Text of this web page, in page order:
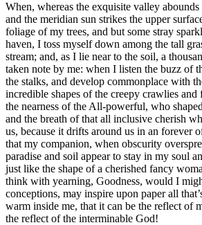
When, whereas the exquisite valley
and the meridian sun strikes the upper
foliage of my trees, and but some stray
haven, I toss myself down among the tall
stream; and, as I lie near to the soil, a
taken note by me: when I listen the buzz of
the stalks, and develop commonplace with
incredible shapes of the creepy crawlies
the nearness of the All-powerful, who
and the breath of that all inclusive cherish
us, because it drifts around us in an forever
that my companion, when obscurity
paradise and soil appear to stay in my soul
just like the shape of a cherished fancy
think with yearning, Goodness, would I
conceptions, may inspire upon paper all
warm inside me, that it can be the reflect of
the reflect of the interminable God!